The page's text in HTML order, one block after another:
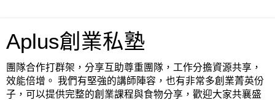
Aplus創業私塾
團隊合作打群架，分享互助尊重團隊，工作分擔資源共享，
效能倍增。 我們有堅強的講師陣容，也有非常多創業菁英份
子，可以提供完整的創業課程與食物分享，歡迎大家共襄盛